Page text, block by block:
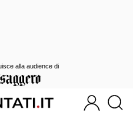
alla audience di